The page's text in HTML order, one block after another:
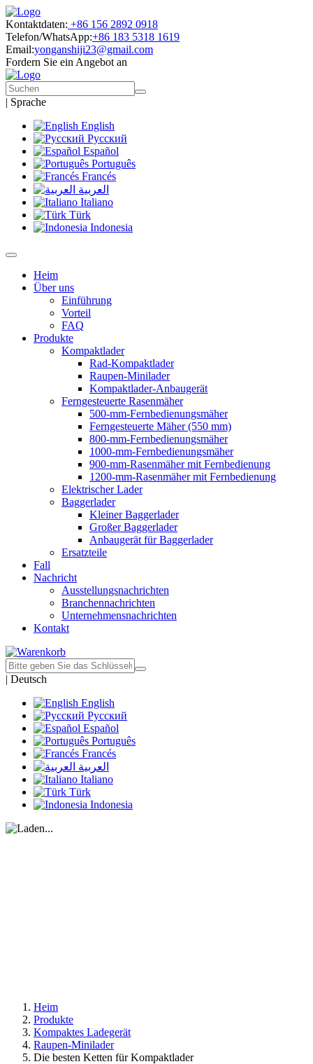
Kontaktdaten: +86 156 2892 0918
Telefon/WhatsApp:+86 183 5318 1619
Email:yonganshiji23@gmail.com
Fordern Sie ein Angebot an
| Sprache
English
Русский
Español
Português
Francés
العربية
Italiano
Türk
Indonesia
Heim
Über uns
Einführung
Vorteil
FAQ
Produkte
Kompaktlader
Rad-Kompaktlader
Raupen-Minilader
Kompaktlader-Anbaugerät
Ferngesteuerte Rasenmäher
500-mm-Fernbedienungsmäher
Ferngesteuerte Mäher (550 mm)
800-mm-Fernbedienungsmäher
1000-mm-Fernbedienungsmäher
900-mm-Rasenmäher mit Fernbedienung
1200-mm-Rasenmäher mit Fernbedienung
Elektrischer Lader
Baggerlader
Kleiner Baggerlader
Großer Baggerlader
Anbaugerät für Baggerlader
Ersatzteile
Fall
Nachricht
Ausstellungsnachrichten
Branchennachrichten
Unternehmensnachrichten
Kontakt
| Deutsch
English
Русский
Español
Português
Francés
العربية
Italiano
Türk
Indonesia
Heim
Produkte
Kompaktes Ladegerät
Raupen-Minilader
Die besten Ketten für Kompaktlader